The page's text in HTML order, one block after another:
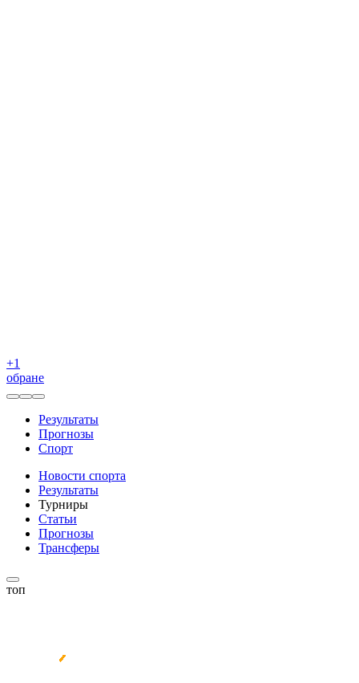
+1
обране
Результаты
Прогнозы
Спорт
Новости спорта
Результаты
Турниры
Статьи
Прогнозы
Трансферы
топ